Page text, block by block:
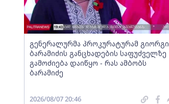
გენერალურმა პროკურატურამ გიორგი
ბარამიძის განცხადების საფუძველზე
გამოძიება დაიწყო - რას ამბობს
ბარამიძე
2026/08/07 20:46